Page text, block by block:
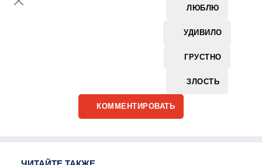
ЛЮБЛЮ
УДИВИЛО
ГРУСТНО
ЗЛОСТЬ
КОММЕНТИРОВАТЬ